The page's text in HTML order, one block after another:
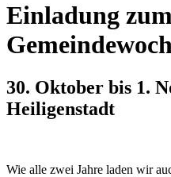
Einladung
30. Oktober bis 1.
Heiligenstadt
Wie alle zwei Jahre laden wir